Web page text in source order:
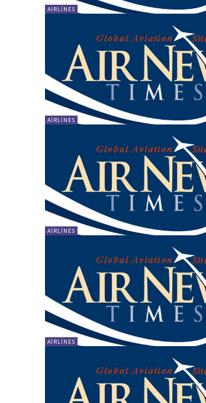
AIRLINES
AIRLINES
AIRLINES
AIRLINES